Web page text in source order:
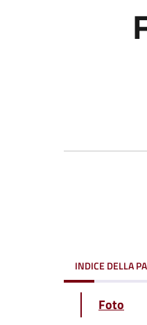
INDICE DELLA
Foto